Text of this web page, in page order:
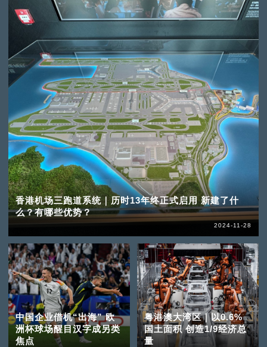
香港机场三跑道系统｜历时13年终正式启用 新建了什
么？有哪些优势？
2024-11-28
中国企业借机“出海” 欧
洲杯球场醒目汉字成另类
焦点
粤港澳大湾区｜以0.6%
国土面积 创造1/9经济总
量